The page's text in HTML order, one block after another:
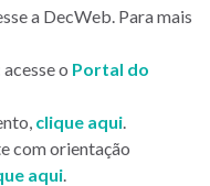
a DecWeb. Para mais
o Portal do
clique aqui.
com orientação
aqui.